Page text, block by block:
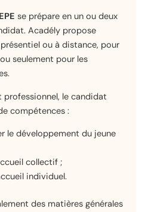
se prépare en un ou deux
Acadély propose
ou à distance, pour
seulement pour les
le candidat
compétences :
le développement du jeune
collectif ;
individuel.
des matières générales